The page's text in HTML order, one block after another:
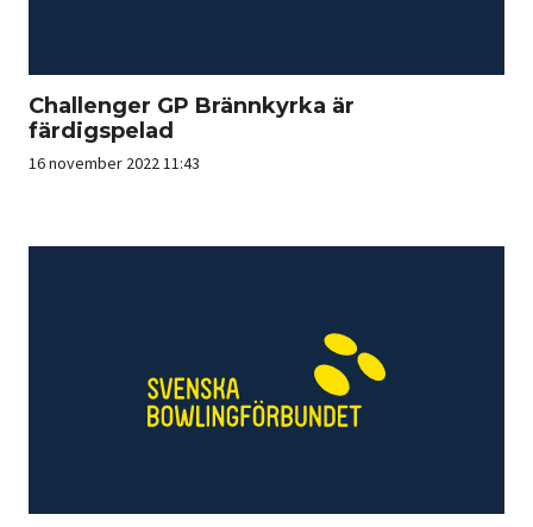
Challenger GP Brännkyrka är
färdigspelad
16 november 2022 11:43